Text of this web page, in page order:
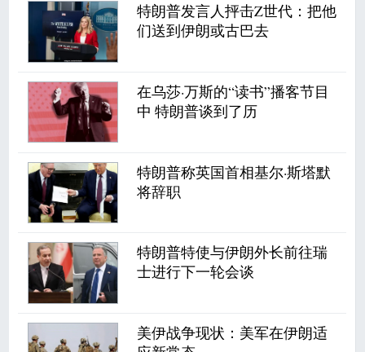
特朗普发言人抨击Z世代：把他
们送到伊朗或古巴去
在乌莎·万斯的“读书”播客节目
中 特朗普谈到了历
特朗普称英国首相基尔·斯塔默
将辞职
特朗普特使与伊朗外长前往瑞
士进行下一轮会谈
美伊战争现状：美军在伊朗适